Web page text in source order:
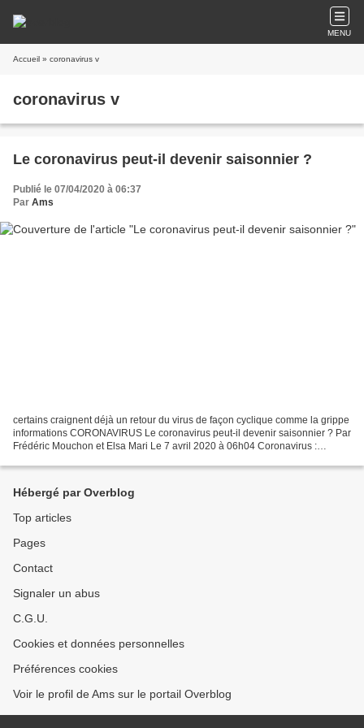
MENU
Accueil » coronavirus v
coronavirus v
Le coronavirus peut-il devenir saisonnier ?
Publié le 07/04/2020 à 06:37
Par Ams
certains craignent déjà un retour du virus de façon cyclique comme la grippe
informations CORONAVIRUS Le coronavirus peut-il devenir saisonnier ? Par
Frédéric Mouchon et Elsa Mari Le 7 avril 2020 à 06h04 Coronavirus :
Hébergé par Overblog
Top articles
Pages
Contact
Signaler un abus
C.G.U.
Cookies et données personnelles
Préférences cookies
Voir le profil de Ams sur le portail Overblog